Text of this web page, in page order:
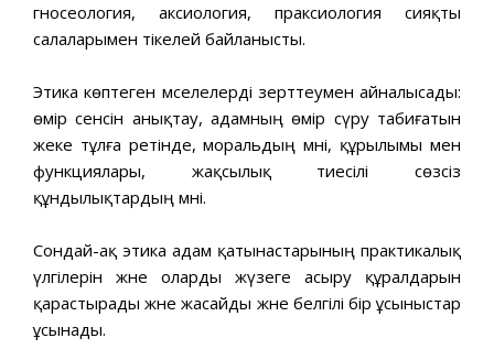
гносеология, аксиология, праксиология сияқты
салаларымен тікелей байланысты.
Этика көптеген мәселелерді зерттеумен айналысады:
өмір сенсін анықтау, адамның өмір сүру табиғатын
жеке тұлға ретінде, моральдың мәні, құрылымы мен
функциялары, жақсылық тиесілі сөзсіз
құндылықтардың мәні.
Сондай-ақ этика адам қатынастарының практикалық
үлгілерін және оларды жүзеге асыру құралдарын
қарастырады және жасайды және белгілі бір ұсыныстар
ұсынады.